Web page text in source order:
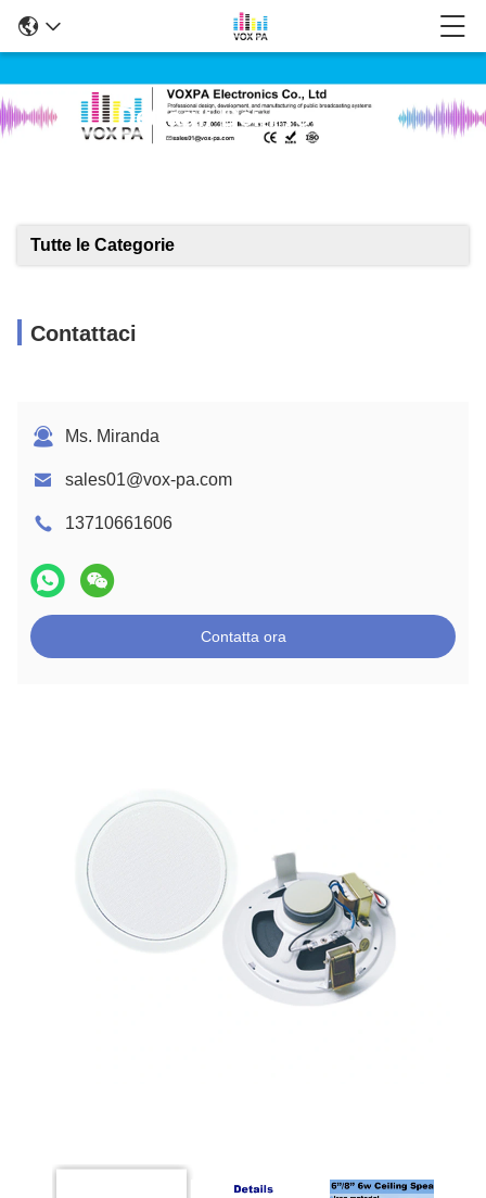
Dettagli Dei Prodotti
Tutte le Categorie
Contattaci
Ms. Miranda
sales01@vox-pa.com
13710661606
Contatta ora